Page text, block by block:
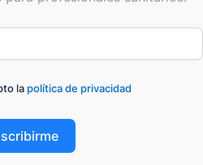
la política de privacidad